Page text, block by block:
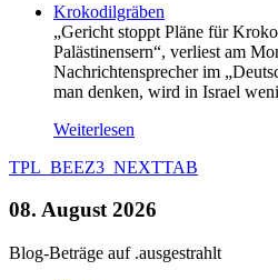
Krokodilgräben
„Gericht stoppt Pläne für
Palästinensern“, verliest am
Nachrichtensprecher im
man denken, wird in Israel
Weiterlesen
TPL_BEEZ3_NEXTTAB
08. August 2026
Blog-Beträge auf .ausgestrahlt